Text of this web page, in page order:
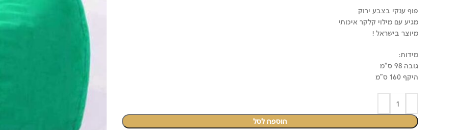
היה:
₪349.00.
פוף ענקי בצבע ירוק
מגיע עם מילוי קלקר איכותי
מיוצר בישראל !
מידות:
גובה 98 ס"מ
היקף 160 ס"מ
הוספה לסל